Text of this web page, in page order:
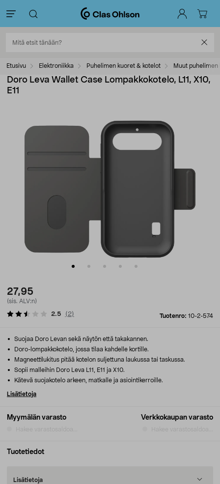
Etusivu Elektroniikka Puhelimen kuoret & kotelot Muut puhelimen
Doro Leva Wallet Case Lompakkokotelo, L11, X10,
E11
27,95
(sis. ALV:n)
Tuotenro: 10-2-574
2.5 ( 2)
Myymälän varasto Verkkokaupan varasto
Suojaa Doro Levan sekä näytön että takakannen.
Doro-lompakkokotelo, jossa tilaa kahdelle kortille.
Magneettilukitus pitää kotelon suljettuna laukussa tai taskussa.
Sopii malleihin Doro Leva L11, E11 ja X10.
Kätevä suojakotelo arkeen, matkalle ja asiointikerroille.
Lisätietoja
Tuotetiedot
Lisätietoja